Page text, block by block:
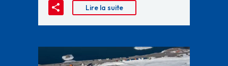
Lire la suite